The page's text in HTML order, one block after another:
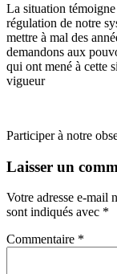
La situation
régulation de notre
mettre à mal des
demandons aux
qui ont mené à cette
vigueur
Participer à notre
Laisser un
Votre adresse e-mail
sont indiqués avec *
Commentaire *